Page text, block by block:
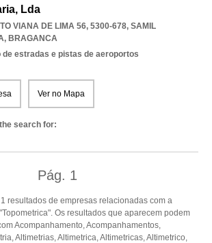
Lda
VIANA DE LIMA 56, 5300-678, SAMIL
, BRAGANCA
estradas e pistas de aeroportos
Ver no Mapa
search for:
Pág. 1
resultados de empresas relacionadas com a
Os resultados que aparecem podem
Acompanhamento, Acompanhamentos,
Altimetrias, Altimetrica, Altimetricas, Altimetrico,